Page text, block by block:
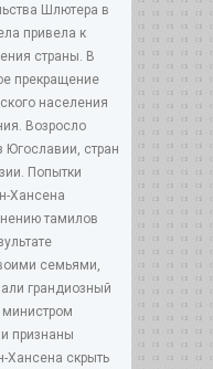
Шлютера в
привела к
страны. В
прекращение
населения
Возросло
Югославии, стран
Попытки
Хансена
тамилов
семьями,
грандиозный
признаны
Хансена скрыть